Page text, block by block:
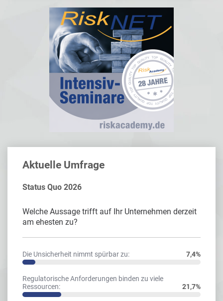
Aktuelle Umfrage
Status Quo 2026
Welche Aussage trifft auf Ihr Unternehmen derzeit
am ehesten zu?
Die Unsicherheit nimmt spürbar zu: 7,4%
Regulatorische Anforderungen binden zu viele
Ressourcen:
21,7%